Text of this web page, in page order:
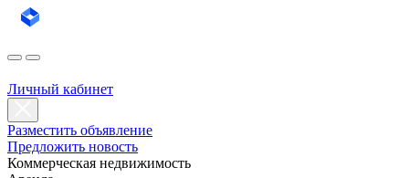
Личный кабинет
Разместить объявление
Предложить новость
Коммерческая недвижимость